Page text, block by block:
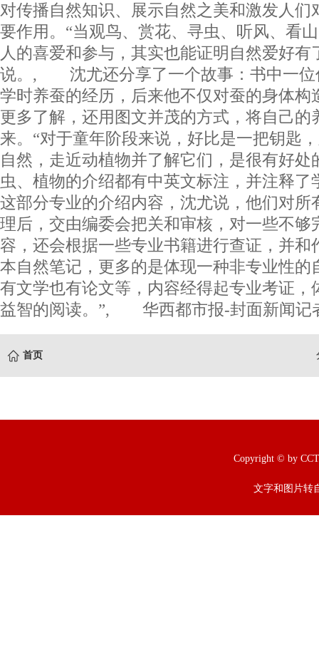
对传播自然知识、展示自然之美和激发人们
要作用。“当观鸟、赏花、寻虫、听风、看
人的喜爱和参与，其实也能证明自然爱好有
说。, 沈尤还分享了一个故事：书中一位
学时养蚕的经历，后来他不仅对蚕的身体构
更多了解，还用图文并茂的方式，将自己的
来。“对于童年阶段来说，好比是一把钥匙
自然，走近动植物并了解它们，是很有
虫、植物的介绍都有中英文标注，并注释了
这部分专业的介绍内容，沈尤说，他们对所
理后，交由编委会把关和审核，对一些不够
容，还会根据一些专业书籍进行查证，并和
本自然笔记，更多的是体现一种非专业性的
有文学也有论文等，内容经得起专业考证，
益智的阅读。”, 华西都市报-封面新闻记
首页
Copyright © by
文字和图片转